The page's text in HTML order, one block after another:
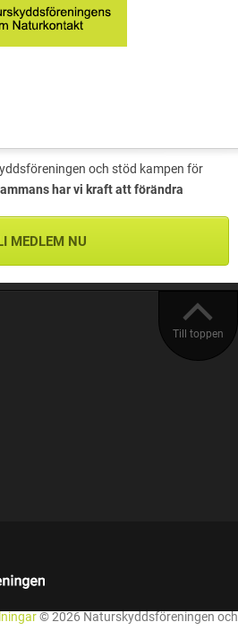
och stöd kampen för
har vi kraft att förändra
MEDLEM NU
Till toppen
© 2026 Naturskyddsföreningen och